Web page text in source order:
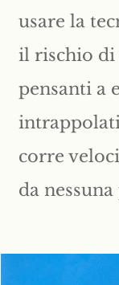
usare la
il rischio di
pensanti a
corre
da